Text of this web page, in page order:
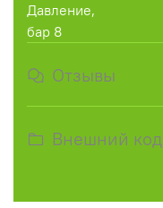
Давление,
бар 8
Отзывы
Внешний код